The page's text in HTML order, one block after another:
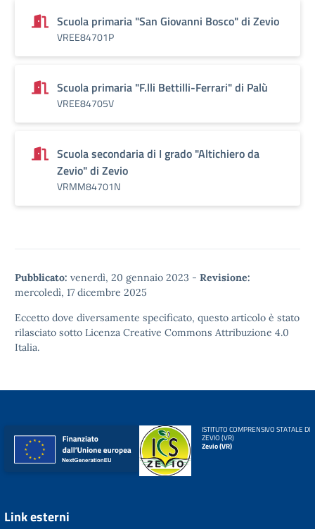
Scuola primaria "San Giovanni Bosco" di Zevio
VREE84701P
Scuola primaria "F.lli Bettilli-Ferrari" di Palù
VREE84705V
Scuola secondaria di I grado "Altichiero da
Zevio" di Zevio
VRMM84701N
Pubblicato: venerdì, 20 gennaio 2023 - Revisione:
mercoledì, 17 dicembre 2025
Eccetto dove diversamente specificato, questo articolo è stato
rilasciato sotto Licenza Creative Commons Attribuzione 4.0
Italia.
ISTITUTO COMPRENSIVO STATALE DI
ZEVIO (VR)
Zevio (VR)
Link esterni